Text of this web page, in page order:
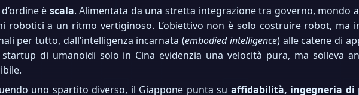
è scala. Alimentata da una stretta integrazione tra governo, mondo
robotici a un ritmo vertiginoso. L’obiettivo non è solo costruire robot, ma
per tutto, dall’intelligenza incarnata (embodied intelligence) alle catene di
di umanoidi solo in Cina evidenzia una velocità pura, ma solleva
uno spartito diverso, il Giappone punta su affidabilità, ingegneria di